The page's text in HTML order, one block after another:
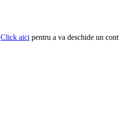
Click aici pentru a va deschide un cont